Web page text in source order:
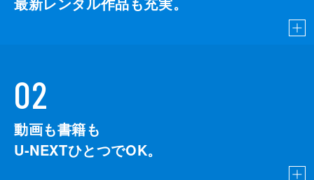
02
動画も書籍も
U-NEXTひとつでOK。